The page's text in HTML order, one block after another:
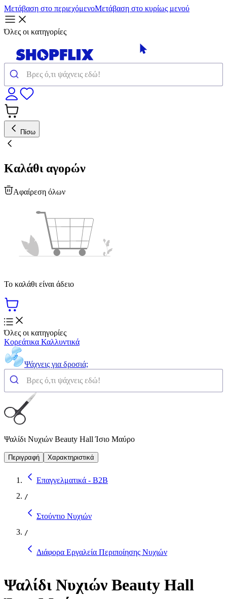
Μετάβαση στο περιεχόμενοΜετάβαση στο κυρίως μενού
Όλες οι κατηγορίες
Πίσω
Καλάθι αγορών
Αφαίρεση όλων
Το καλάθι είναι άδειο
Όλες οι κατηγορίες
Κορεάτικα Καλλυντικά
Ψάχνεις για δροσιά;
Ψαλίδι Νυχιών Beauty Hall Ίσιο Μαύρο
Περιγραφή Χαρακτηριστικά
Επαγγελματικά - B2B
/
Στούντιο Νυχιών
/
Διάφορα Εργαλεία Περιποίησης Νυχιών
Ψαλίδι Νυχιών Beauty Hall